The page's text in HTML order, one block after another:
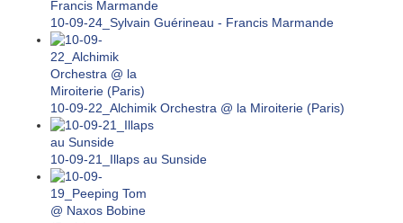
10-09-24_Sylvain Guérineau - Francis Marmande
10-09-22_Alchimik Orchestra @ la Miroiterie (Paris)
10-09-21_Illaps au Sunside